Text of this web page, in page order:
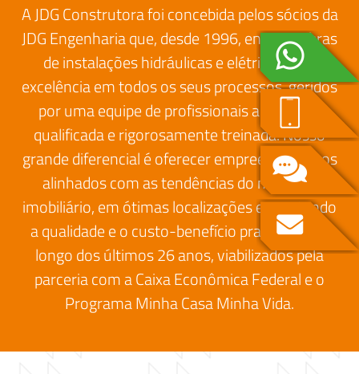
A JDG Construtora foi concebida pelos sócios da
JDG Engenharia que, desde 1996, entrega obras
de instalações hidráulicas e elétricas com
excelência em todos os seus processos, geridos
por uma equipe de profissionais altamente
qualificada e rigorosamente treinada. Nosso
grande diferencial é oferecer empreendimentos
alinhados com as tendências do mercado
imobiliário, em ótimas localizações e mantendo
a qualidade e o custo-benefício praticados ao
longo dos últimos 26 anos, viabilizados pela
parceria com a Caixa Econômica Federal e o
Programa Minha Casa Minha Vida.